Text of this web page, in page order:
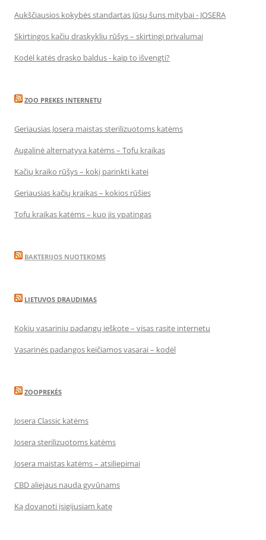
Aukščiausios kokybės standartas Jūsų šuns mitybai - JOSERA
Skirtingos kačių draskyklių rūšys – skirtingi privalumai
Kodėl katės drasko baldus - kaip to išvengti?
ZOO PREKES INTERNETU
Geriausias Josera maistas sterilizuotoms katėms
Augalinė alternatyva katėms – Tofu kraikas
Kačių kraiko rūšys – kokį parinkti katei
Geriausias kačių kraikas – kokios rūšies
Tofu kraikas katėms – kuo jis ypatingas
BAKTERIJOS NUOTEKOMS
LIETUVOS DRAUDIMAS
Kokių vasarinių padangų ieškote – visas rasite internetu
Vasarinės padangos keičiamos vasarai – kodėl
ZOOPREKĖS
Josera Classic katėms
Josera sterilizuotoms katėms
Josera maistas katėms – atsiliepimai
CBD aliejaus nauda gyvūnams
Ką dovanoti įsigijusiam katę